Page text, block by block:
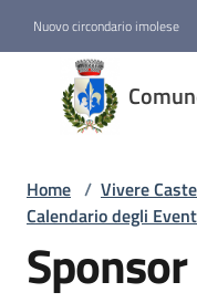
Nuovo circondario imolese
Comune
di
Castel
Amministrazione
Home / Vivere
Calendario degli